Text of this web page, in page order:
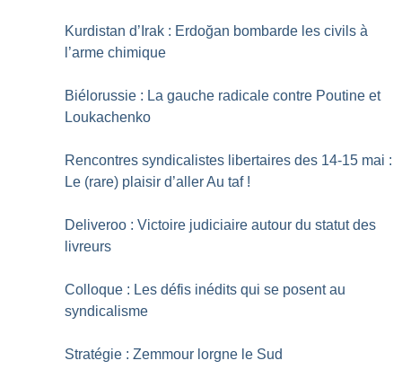
Kurdistan d’Irak : Erdoğan bombarde les civils à
l’arme chimique
Biélorussie : La gauche radicale contre Poutine et
Loukachenko
Rencontres syndicalistes libertaires des 14-15 mai :
Le (rare) plaisir d’aller Au taf !
Deliveroo : Victoire judiciaire autour du statut des
livreurs
Colloque : Les défis inédits qui se posent au
syndicalisme
Stratégie : Zemmour lorgne le Sud